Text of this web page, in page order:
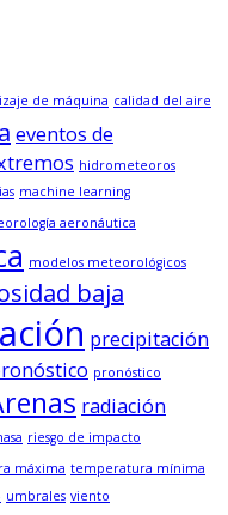
de máquina calidad del aire
eventos de
hidrometeoros
machine learning
aeronáutica
modelos meteorológicos
baja
precipitación
pronóstico
radiación
riesgo de impacto
máxima temperatura mínima
umbrales viento